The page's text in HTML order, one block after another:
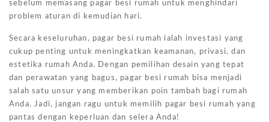
sebelum memasang pagar besi rumah untuk menghindari
problem aturan di kemudian hari.
Secara keseluruhan, pagar besi rumah ialah investasi yang
cukup penting untuk meningkatkan keamanan, privasi, dan
estetika rumah Anda. Dengan pemilihan desain yang tepat
dan perawatan yang bagus, pagar besi rumah bisa menjadi
salah satu unsur yang memberikan poin tambah bagi rumah
Anda. Jadi, jangan ragu untuk memilih pagar besi rumah yang
pantas dengan keperluan dan selera Anda!